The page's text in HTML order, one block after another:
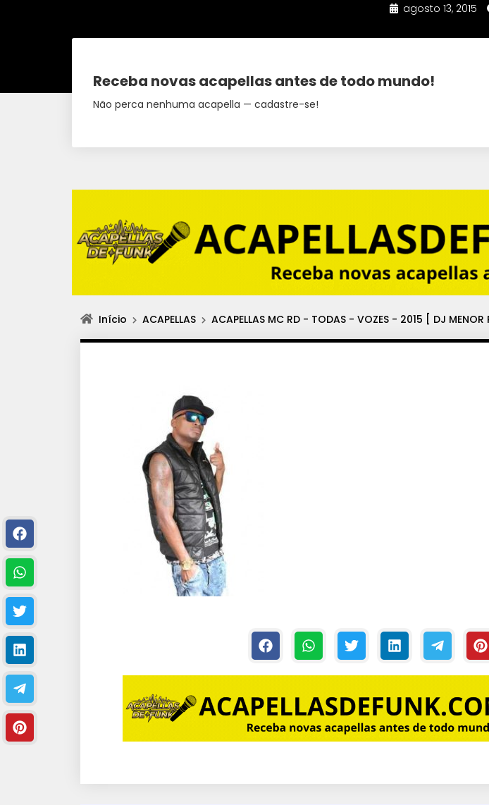
agosto 13, 2015
Receba novas acapellas antes de todo mundo!
Não perca nenhuma acapella — cadastre-se!
Início ACAPELLAS ACAPELLAS MC RD - TODAS - VOZES - 2015 [ DJ MENOR